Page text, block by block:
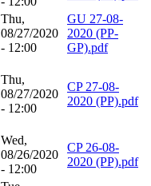
Thu,
08/27/2020
- 12:00
GU 27-08-
2020 (PP-
GP).pdf
Thu,
08/27/2020
- 12:00
CP 27-08-
2020 (PP).pdf
Wed,
08/26/2020
- 12:00
CP 26-08-
2020 (PP).pdf